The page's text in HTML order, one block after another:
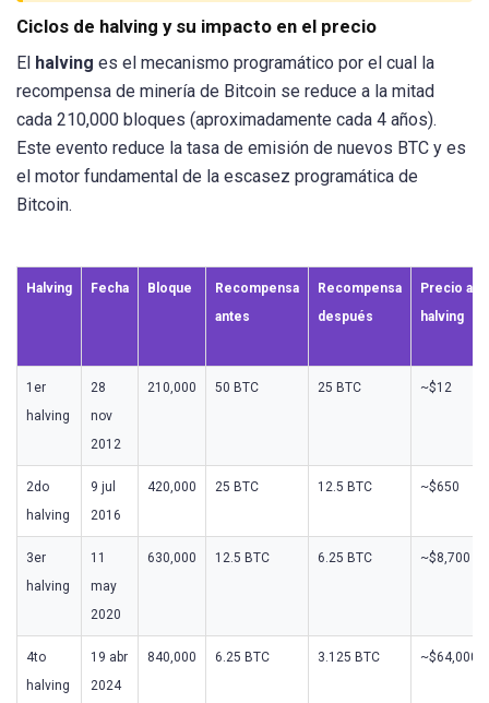
Ciclos de halving y su impacto en el precio
El halving es el mecanismo programático por el cual la
recompensa de minería de Bitcoin se reduce a la mitad
cada 210,000 bloques (aproximadamente cada 4 años).
Este evento reduce la tasa de emisión de nuevos BTC y es
el motor fundamental de la escasez programática de
Bitcoin.
Halving Fecha Bloque
Recompensa
antes
Recompensa
después
Precio al
halving
1er
halving
28
nov
2012
210,000 50 BTC 25 BTC ~$12
2do
halving
9 jul
2016
420,000 25 BTC 12.5 BTC ~$650
3er
halving
11
may
2020
630,000 12.5 BTC 6.25 BTC ~$8,700
4to
halving
19 abr
2024
840,000 6.25 BTC 3.125 BTC ~$64,000